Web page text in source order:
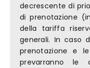
decrescente di
di prenotazione
della tariffa
generali. In caso
prenotazione e
prevarranno le